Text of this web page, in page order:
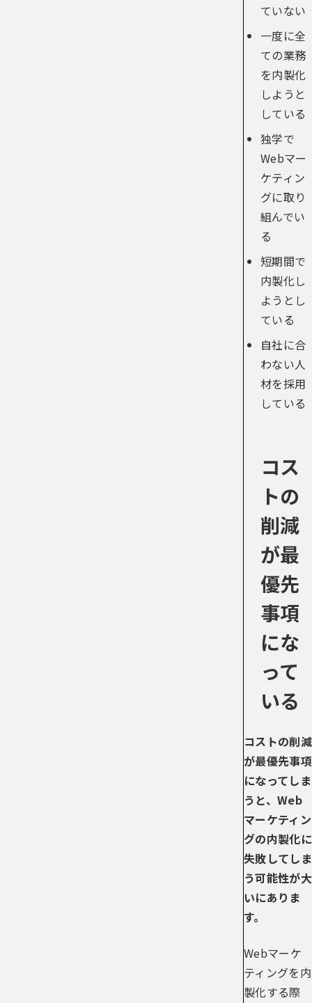
ていない
一度に全
ての業務
を内製化
しようと
している
独学で
Webマー
ケティン
グに取り
組んでい
る
短期間で
内製化し
ようとし
ている
自社に合
わない人
材を採用
している
コス
トの
削減
が最
優先
事項
にな
って
いる
コストの削減
が最優先事項
になってしま
うと、Web
マーケティン
グの内製化に
失敗してしま
う可能性が大
いにありま
す。
Webマーケ
ティングを内
製化する際